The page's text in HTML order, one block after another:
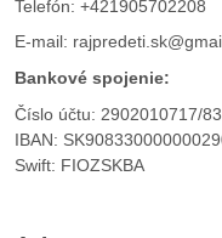
Telefón: +421905702208
E-mail:
Bankové spojenie:
Číslo účtu: 2902010717/
IBAN:
Swift: FIOZSKBA